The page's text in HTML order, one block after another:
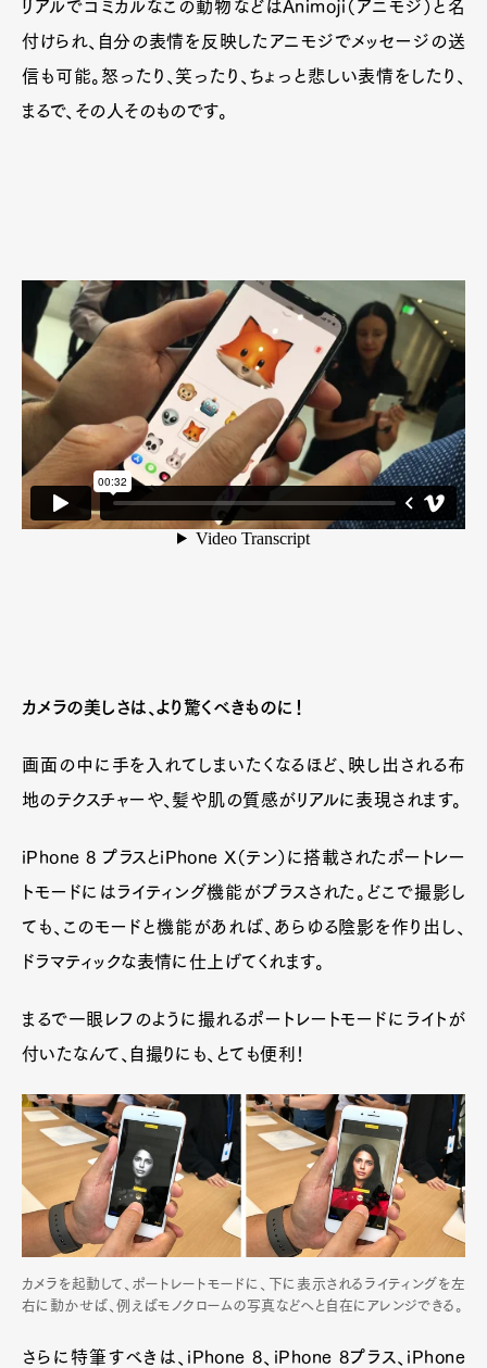
リアルでコミカルなこの動物などはAnimoji（アニモジ）と名
付けられ、自分の表情を反映したアニモジでメッセージの送
信も可能。怒ったり、笑ったり、ちょっと悲しい表情をしたり、
まるで、その人そのものです。
カメラの美しさは、より驚くべきものに！
画面の中に手を入れてしまいたくなるほど、映し出される布
地のテクスチャーや、髪や肌の質感がリアルに表現されます。
iPhone 8 プラスとiPhone X（テン）に搭載されたポートレー
トモードにはライティング機能がプラスされた。どこで撮影し
ても、このモードと機能があれば、あらゆる陰影を作り出し、
ドラマティックな表情に仕上げてくれます。
まるで一眼レフのように撮れるポートレートモードにライトが
付いたなんて、自撮りにも、とても便利！
カメラを起動して、ポートレートモードに、下に表示されるライティングを左
右に動かせば、例えばモノクロームの写真などへと自在にアレンジできる。
さらに特筆すべきは、iPhone 8、iPhone 8プラス、iPhone